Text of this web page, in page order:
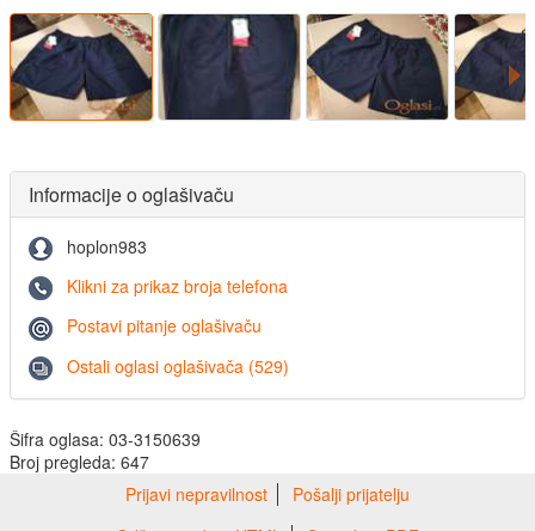
Informacije o oglašivaču
hoplon983
Klikni za prikaz broja telefona
Postavi pitanje oglašivaču
Ostali oglasi oglašivača (529)
Šifra oglasa: 03-3150639
Broj pregleda: 647
Prijavi nepravilnost
Pošalji prijatelju